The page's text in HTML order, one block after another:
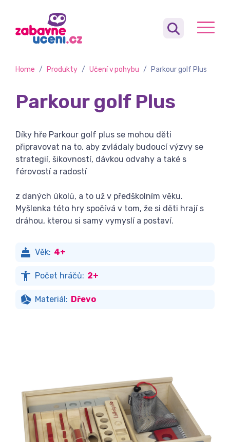
Home / Produkty / Učení v pohybu / Parkour golf Plus
Parkour golf Plus
Díky hře Parkour golf plus se mohou děti
připravovat na to, aby zvládaly budoucí výzvy se
strategií, šikovností, dávkou odvahy a také s
férovostí a radostí
z daných úkolů, a to už v předškolním věku.
Myšlenka této hry spočívá v tom, že si děti hrají s
dráhou, kterou si samy vymyslí a postaví.
Věk: 4+
Počet hráčů: 2+
Materiál: Dřevo